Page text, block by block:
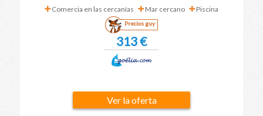
Comercia en las cercanías
Mar cercano Piscina
Precios guy
313 €
Ver la oferta